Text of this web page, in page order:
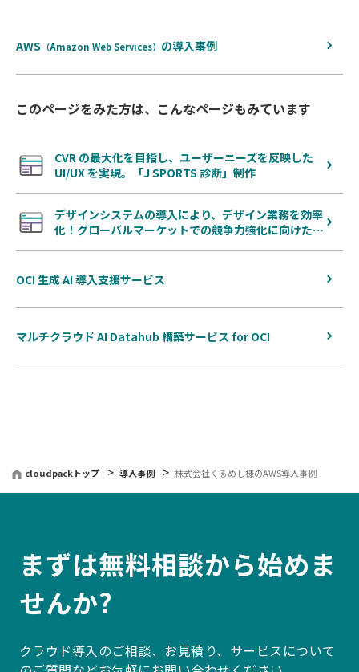
AWS （Amazon Web Services） の導入事例
このページをみた方は、こんなページもみています
CVR の最大化を目指し、ユーザーニーズを反映した
UI/UX を実現。「J SPORTS 診断」制作
デザインシステムの導入により、デザイン業務を効率
化！グローバルマーケットでの競争力強化に向けた…
OCI 生成 AI 導入支援サービス
マルチクラウド AI Datahub 構築サービス for OCI
cloudpackトップ 導入事例 株式会社くるめし様のAWS導入事例
まずは無料相談から始めま
せんか?
クラウド導入のご相談、お見積り、サービスについて